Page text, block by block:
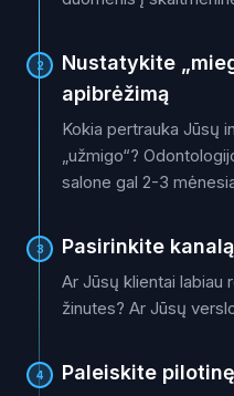
2
Nustatykite
apibrėžimą
Kokia pertrauka Jūsų
„užmigo“?
salone gal 2-3
3 Pasirinkite
Ar Jūsų klientai labiau
žinutes? Ar Jūsų
4 Paleiskite